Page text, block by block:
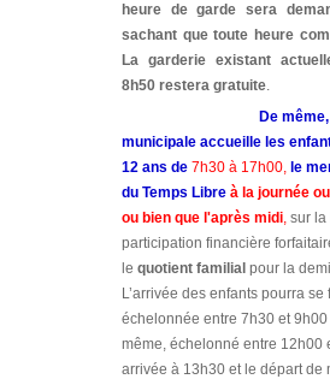
heure de garde sera
sachant que toute heure
La garderie existant
8h50 restera gratuite.
De
municipale accueille les
12 ans de 7h30 à 17h00, le
du Temps Libre à la journée
ou bien que l'après midi, sur la
participation financière
le quotient familial pour la
L’arrivée des enfants pourra
échelonnée entre 7h30 et
même, échelonné entre 12h00
arrivée à 13h30 et le départ de